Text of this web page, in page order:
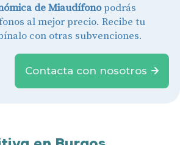
de Miaudífonopodrás
al mejor precio. Recibe tu
con otras subvenciones.
Contacta con nosotros